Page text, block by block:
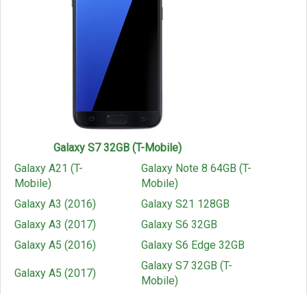
Galaxy S7 32GB (T-Mobile)
Galaxy A21 (T-
Mobile)
Galaxy Note 8 64GB (T-
Mobile)
Galaxy A3 (2016)
Galaxy S21 128GB
Galaxy A3 (2017)
Galaxy S6 32GB
Galaxy A5 (2016)
Galaxy S6 Edge 32GB
Galaxy A5 (2017)
Galaxy S7 32GB (T-
Mobile)